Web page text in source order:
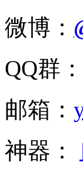
微博：
QQ群：
邮箱：
神器：